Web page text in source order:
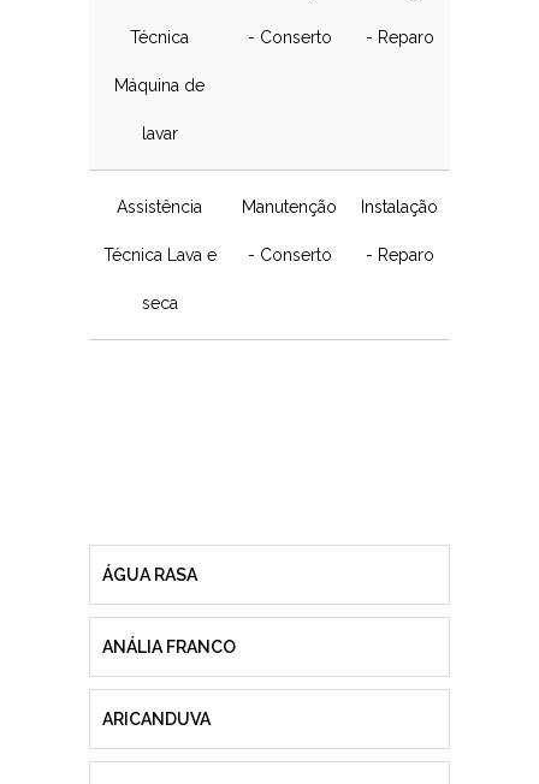
Técnica
Máquina de
lavar
- Conserto - Reparo
Assistência
Técnica Lava e
seca
Manutenção
- Conserto
Instalação
- Reparo
ÁGUA RASA
ANÁLIA FRANCO
ARICANDUVA